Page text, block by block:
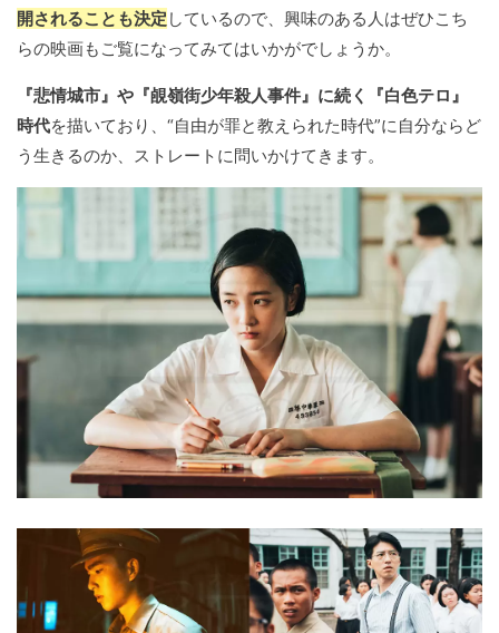
開されることも決定 しているので、興味のある人はぜひこち
らの映画もご覧になってみてはいかがでしょうか。
『悲情城市』や『䚃嶺街少年殺人事件』に続く『白色テロ』
時代を描いており、“自由が罪と教えられた時代”に自分ならど
う生きるのか、ストレートに問いかけてきます。